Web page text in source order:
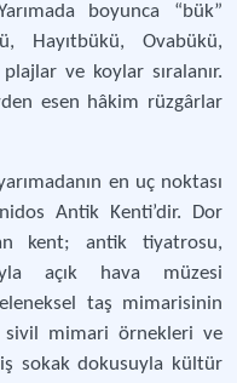
boyunca “bük”
Hayıtbükü, Ovabükü,
ve koylar sıralanır.
esen hâkim rüzgârlar
en uç noktası
Antik Kenti’dir. Dor
kent; antik tiyatrosu,
açık hava müzesi
taş mimarisinin
sivil mimari örnekleri ve
sokak dokusuyla kültür